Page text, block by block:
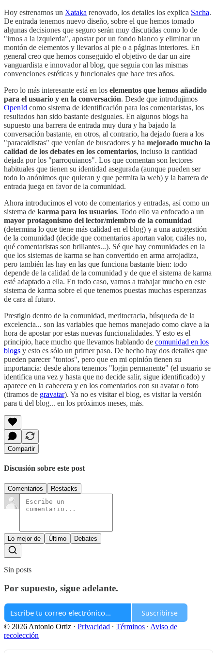
Hoy estrenamos un Xataka renovado, los detalles los explica Sacha.
De entrada tenemos nuevo diseño, sobre el que hemos tomado
algunas decisiones que seguro serán muy discutidas como lo de
"irnos a la izquierda", apostar por un fondo blanco y eliminar un
montón de elementos y llevarlos al pie o a páginas interiores. En
general creo que hemos conseguido el objetivo de dar un aire
vanguardista e innovador al blog, que seguía con las mismas
convenciones estéticas y funcionales que hace tres años.
Pero lo más interesante está en los elementos que hemos añadido
para el usuario y en la conversación. Desde que introdujimos
OpenId como sistema de identificación para los comentaristas, los
resultados han sido bastante desiguales. En algunos blogs ha
supuesto una barrera de entrada muy dura y ha bajado la
conversación bastante, en otros, al contrario, ha dejado fuera a los
"paracaidistas" que venían de buscadores y ha mejorado mucho la
calidad de los debates en los comentarios, incluso la cantidad
dejada por los "parroquianos". Los que comentan son lectores
habituales que tienen su identidad asegurada (aunque pueden ser
todo lo anónimos que quieran y que permita la web) y la barrera de
entrada juega en favor de la comunidad.
Ahora introducimos el voto de comentarios y entradas, así como un
sistema de karma para los usuarios. Todo ello va enfocado a un
mayor protagonismo del lector/miembro de la comunidad
(determina lo que tiene más calidad en el blog) y a una autogestión
de la comunidad (decide que comentarios aportan valor, cuáles no,
qué comentaristas son brillantes...). Sé que hay comunidades en la
que los sistemas de karma se han convertido en arma arrojadiza,
pero también las hay en las que funciona bastante bien: todo
depende de la calidad de la comunidad y de que el sistema de karma
esté adaptado a ella. En todo caso, vamos a trabajar mucho en este
sistema de karma sobre el que tenemos puestas muchas esperanzas
de cara al futuro.
Prestigio dentro de la comunidad, meritocracia, búsqueda de la
excelencia... son las variables que hemos manejado como clave a la
hora de apostar por estas nuevas funcionalidades. Y esto es el
principio, hace mucho que llevamos hablando de comunidad en los
blogs y esto es sólo un primer paso. De hecho hay dos detalles que
pueden parecer "tontos", pero que en mi opinión tienen su
importancia: desde ahora tenemos "login permanente" (el usuario se
identifica una vez y hasta que no decide salir, sigue identificado) y
aparece en la cabecera y en los comentarios con su avatar o foto
(tiramos de gravatar). Ya no es visitar el blog, es visitar la versión
para ti del blog... en los próximos meses, más.
Compartir
Discusión sobre este post
Comentarios Restacks
Lo mejor de Último Debates
Sin posts
Por supuesto, sigue adelante.
Suscribirse
© 2026 Antonio Ortiz · Privacidad ∙ Términos ∙ Aviso de
recolección